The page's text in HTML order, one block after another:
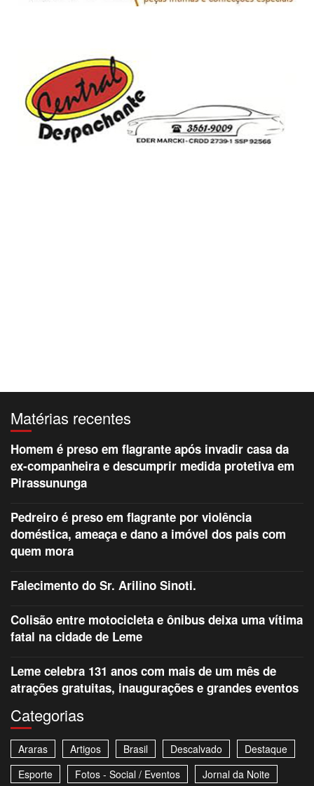
Matérias recentes
Homem é preso em flagrante após invadir casa da
ex-companheira e descumprir medida protetiva em
Pirassununga
Pedreiro é preso em flagrante por violência
doméstica, ameaça e dano a imóvel dos pais com
quem mora
Falecimento do Sr. Arilino Sinoti.
Colisão entre motocicleta e ônibus deixa uma vítima
fatal na cidade de Leme
Leme celebra 131 anos com mais de um mês de
atrações gratuitas, inaugurações e grandes eventos
Categorias
Araras Artigos Brasil Descalvado
Destaque
Esporte
Fotos - Social / Eventos Jornal da Noite